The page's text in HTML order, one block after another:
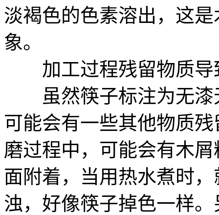
淡褐色的色素溶出，这
象。
加工过程残留物质导
虽然筷子标注为无漆
可能会有一些其他物质
磨过程中，可能会有木
面附着，当用热水煮时
浊，好像筷子掉色一样